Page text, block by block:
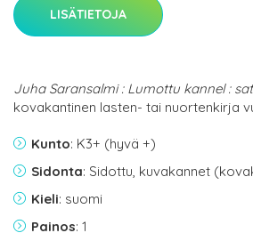
LISÄTIETOJA
Juha Saransalmi : Lumottu kannel :
kovakantinen lasten- tai nuortenkirja
Kunto: K3+ (hyvä +)
Sidonta: Sidottu, kuvakannet
Kieli: suomi
Painos: 1